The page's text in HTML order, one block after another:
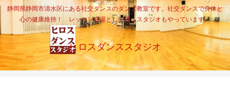
静岡県静岡市清水区にある社交ダンスのダンス教室です。社交ダンスで身体と
心の健康維持！ レッスン会場として貸しスタジオもやっています。
ヒロスダンススタジオ